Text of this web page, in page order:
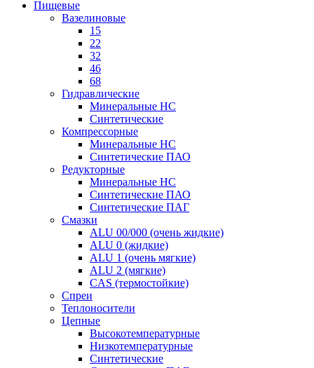
Пищевые
Вазелиновые
15
22
32
46
68
Гидравлические
Минеральные HC
Синтетические
Компрессорные
Минеральные HC
Синтетические ПАО
Редукторные
Минеральные HC
Синтетические ПАО
Синтетические ПАГ
Смазки
ALU 00/000 (очень жидкие)
ALU 0 (жидкие)
ALU 1 (очень мягкие)
ALU 2 (мягкие)
CAS (термостойкие)
Спреи
Теплоносители
Цепные
Высокотемпературные
Низкотемпературные
Синтетические